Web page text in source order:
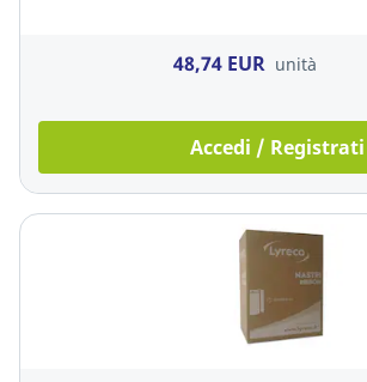
48,74 EUR unità
Accedi / Registrati